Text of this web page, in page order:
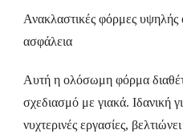
Ανακλαστικές φόρμες υψηλής
ασφάλεια
Αυτή η ολόσωμη φόρμα
σχεδιασμό με γιακά. Ιδανική
νυχτερινές εργασίες,